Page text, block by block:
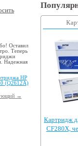
Оставил
Теперь
Надежная
HP
(Q2612A)
→
Картридж
CF280X,